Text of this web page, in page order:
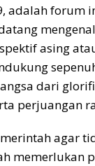
adalah forum
asing
dari
perjuangan
agar
memerlukan